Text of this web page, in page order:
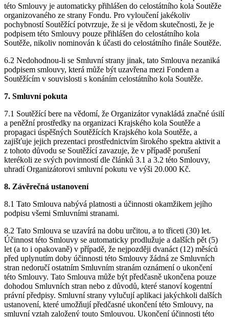
této Smlouvy je automaticky přihlášen do celostátního kola Soutěže
organizovaného ze strany Fondu. Pro vyloučení jakékoliv
pochybností Soutěžící potvrzuje, že si je vědom skutečnosti, že je
podpisem této Smlouvy pouze přihlášen do celostátního kola
Soutěže, nikoliv nominován k účasti do celostátního finále Soutěže.
6.2 Nedohodnou-li se Smluvní strany jinak, tato Smlouva nezaniká
podpisem smlouvy, která může být uzavřena mezi Fondem a
Soutěžícím v souvislosti s konáním celostátního kola Soutěže.
7. Smluvní pokuta
7.1 Soutěžící bere na vědomí, že Organizátor vynakládá značné úsilí
a peněžní prostředky na organizaci Krajského kola Soutěže a
propagaci úspěšných Soutěžících Krajského kola Soutěže, a
zajišťuje jejich prezentaci prostřednictvím širokého spektra aktivit a
z tohoto důvodu se Soutěžící zavazuje, že v případě porušení
kterékoli ze svých povinností dle článků 3.1 a 3.2 této Smlouvy,
uhradí Organizátorovi smluvní pokutu ve výši 20.000 Kč.
8. Závěrečná ustanovení
8.1 Tato Smlouva nabývá platnosti a účinnosti okamžikem jejího
podpisu všemi Smluvními stranami.
8.2 Tato Smlouva se uzavírá na dobu určitou, a to třiceti (30) let.
Účinnost této Smlouvy se automaticky prodlužuje a dalších pět (5)
let (a to i opakovaně) v případě, že nejpozději dvanáct (12) měsíců
před uplynutím doby účinnosti této Smlouvy žádná ze Smluvních
stran nedoručí ostatním Smluvním stranám oznámení o ukončení
této Smlouvy. Tato Smlouva může být předčasně ukončena pouze
dohodou Smluvních stran nebo z důvodů, které stanoví kogentní
právní předpisy. Smluvní strany vylučují aplikaci jakýchkoli dalších
ustanovení, které umožňují předčasné ukončení této Smlouvy, na
smluvní vztah založený touto Smlouvou. Ukončení účinnosti této